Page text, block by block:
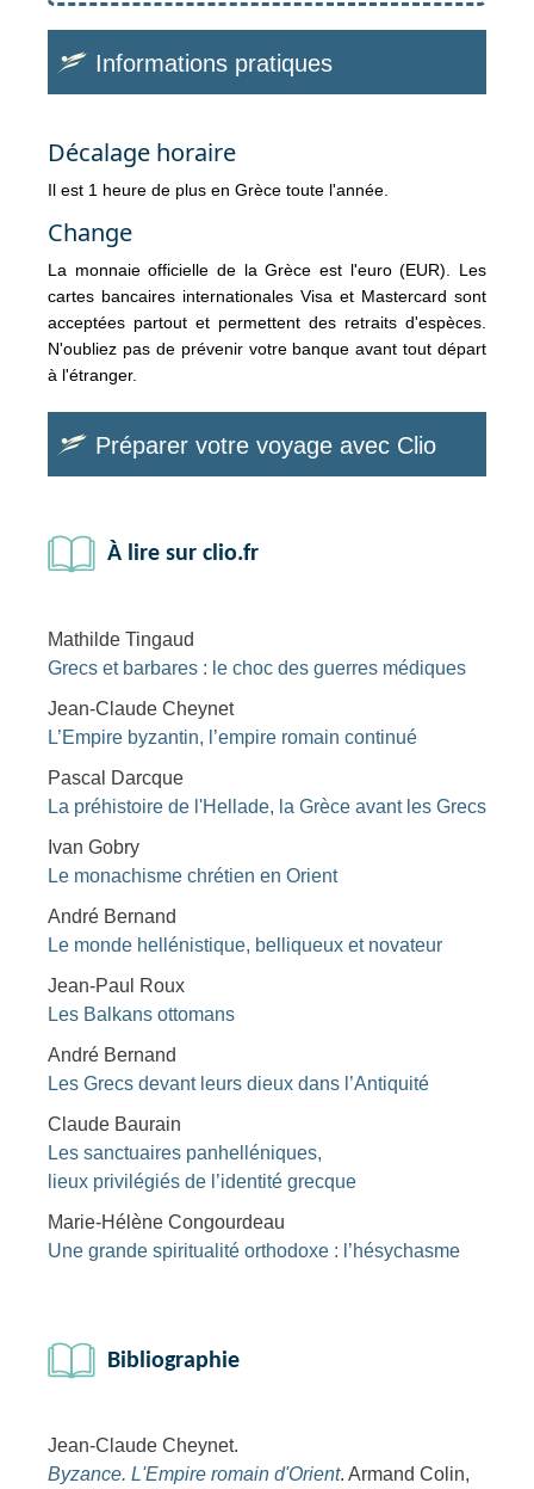
Informations pratiques
Décalage horaire
Il est 1 heure de plus en Grèce toute l'année.
Change
La monnaie officielle de la Grèce est l'euro (EUR). Les
cartes bancaires internationales Visa et Mastercard sont
acceptées partout et permettent des retraits d'espèces.
N'oubliez pas de prévenir votre banque avant tout départ
à l'étranger.
Préparer votre voyage avec Clio
À lire sur clio.fr
Mathilde Tingaud
Grecs et barbares : le choc des guerres médiques
Jean-Claude Cheynet
L’Empire byzantin, l’empire romain continué
Pascal Darcque
La préhistoire de l'Hellade, la Grèce avant les Grecs
Ivan Gobry
Le monachisme chrétien en Orient
André Bernand
Le monde hellénistique, belliqueux et novateur
Jean-Paul Roux
Les Balkans ottomans
André Bernand
Les Grecs devant leurs dieux dans l’Antiquité
Claude Baurain
Les sanctuaires panhelléniques,
lieux privilégiés de l’identité grecque
Marie-Hélène Congourdeau
Une grande spiritualité orthodoxe : l’hésychasme
Bibliographie
Jean-Claude Cheynet.
Byzance. L'Empire romain d'Orient. Armand Colin,